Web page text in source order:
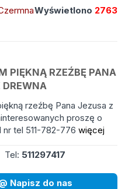
Wyświetlono 2763
PIĘKNĄ RZEŹBĘ PANA
DREWNA
rzeźbę Pana Jezusa z
proszę o
tel 511-782-776 więcej
Tel: 511297417
Napisz do nas